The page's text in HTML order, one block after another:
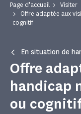
Page d'accueil Visiter
Offre adaptée aux
cognitif
En situation de
Offre
handicap
ou